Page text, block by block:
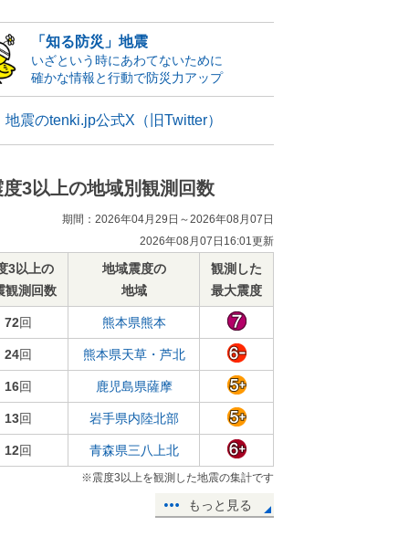
「知る防災」地震
いざという時にあわてないために
確かな情報と行動で防災力アップ
地震のtenki.jp公式X（旧Twitter）
度3以上の地域別観測回数
期間：2026年04月29日～2026年08月07日
2026年08月07日16:01更新
3以上の
観測回数
地域震度の
地域
観測した
最大震度
72回 熊本県熊本
24回 熊本県天草・芦北
16回 鹿児島県薩摩
13回 岩手県内陸北部
12回 青森県三八上北
※震度3以上を観測した地震の集計です
もっと見る